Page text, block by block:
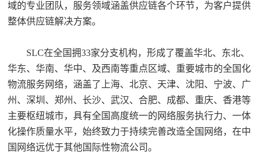
域的专业团队，服务领域涵盖供应链各个环节，为客户提供
整体供应链解决方案。
SLC在全国拥33家分支机构，形成了覆盖华北、东北、
华东、华南、华中、及西南等重点区域、重要城市的全国化
物流服务网络，涵盖了上海、北京、天津、沈阳、宁波、广
州、深圳、郑州、长沙、武汉、合肥、成都、重庆、香港等
主要枢纽城市，具有全国高度统一的网络服务执行力、一体
化操作质量水平，始终致力于持续完善改造全国网络，在中
国网络远优于其他国际性物流公司。